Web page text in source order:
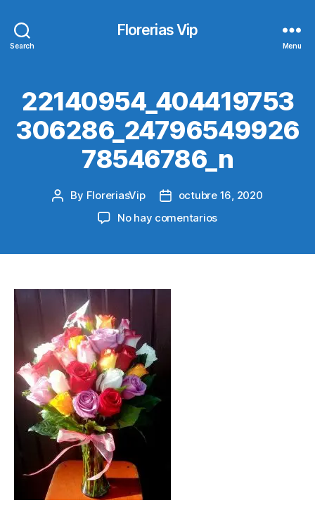
Search
Florerias Vip
Menu
22140954_404419753
306286_24796549926
78546786_n
Post
By FloreriasVip
Postoctubre 16, 2020
No hay comentariosen